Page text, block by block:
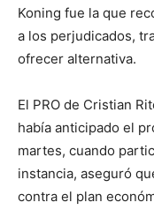
Koning fue la que
a los perjudicados,
ofrecer alternativa.
El PRO de Cristian
había anticipado el
martes, cuando
instancia, aseguró
contra el plan